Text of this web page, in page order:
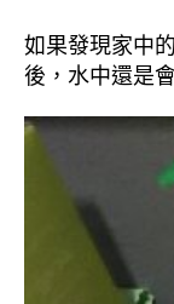
如果發現家中
後，水中還是